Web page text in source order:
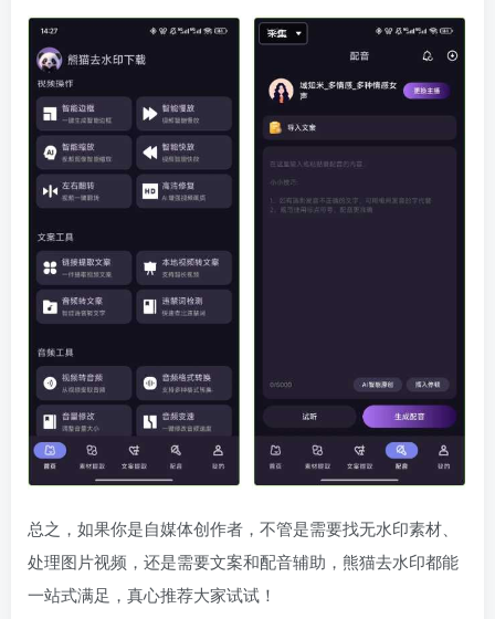
总之，如果你是自媒体创作者，不管是需要找无水印素材、
处理图片视频，还是需要文案和配音辅助，熊猫去水印都能
一站式满足，真心推荐大家试试！